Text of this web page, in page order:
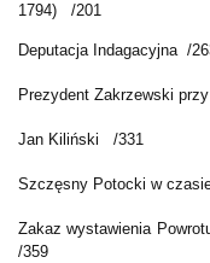
1794) /201
Deputacja Indagacyjna /
Prezydent Zakrzewski
Jan Kiliński /331
Szczęsny Potocki w
Zakaz wystawienia
/359